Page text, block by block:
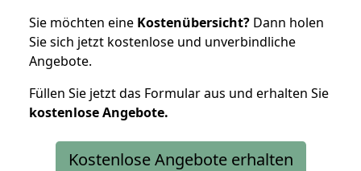
Sie möchten eine Kostenübersicht? Dann holen
Sie sich jetzt kostenlose und unverbindliche
Angebote.
Füllen Sie jetzt das Formular aus und erhalten Sie
kostenloseAngebote.
Kostenlose Angebote erhalten